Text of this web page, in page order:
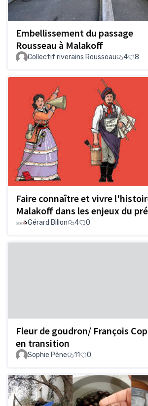
Embellissement du passage
Rousseau à Malakoff
Collectif riverains Rousseau 4 8
Faire connaître et vivre
Malakoff dans les enjeux du
Gérard Billon 4 0
Fleur de goudron/ François
en transition
Sophie Pène 11 0